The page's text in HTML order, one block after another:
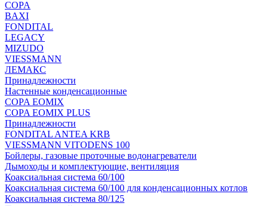
COPA
BAXI
FONDITAL
LEGACY
MIZUDO
VIESSMANN
ЛЕМАКС
Принадлежности
Настенные конденсационные
COPA EOMIX
COPA EOMIX PLUS
Принадлежности
FONDITAL ANTEA KRB
VIESSMANN VITODENS 100
Бойлеры, газовые проточные водонагреватели
Дымоходы и комплектующие, вентиляция
Коаксиальная система 60/100
Коаксиальная система 60/100 для конденсационных котлов
Коаксиальная система 80/125